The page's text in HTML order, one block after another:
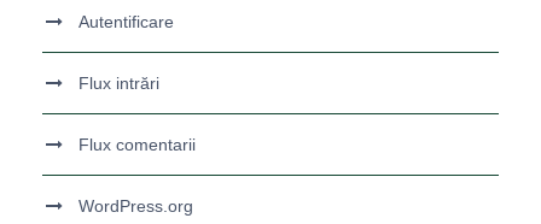
Autentificare
Flux intrări
Flux comentarii
WordPress.org